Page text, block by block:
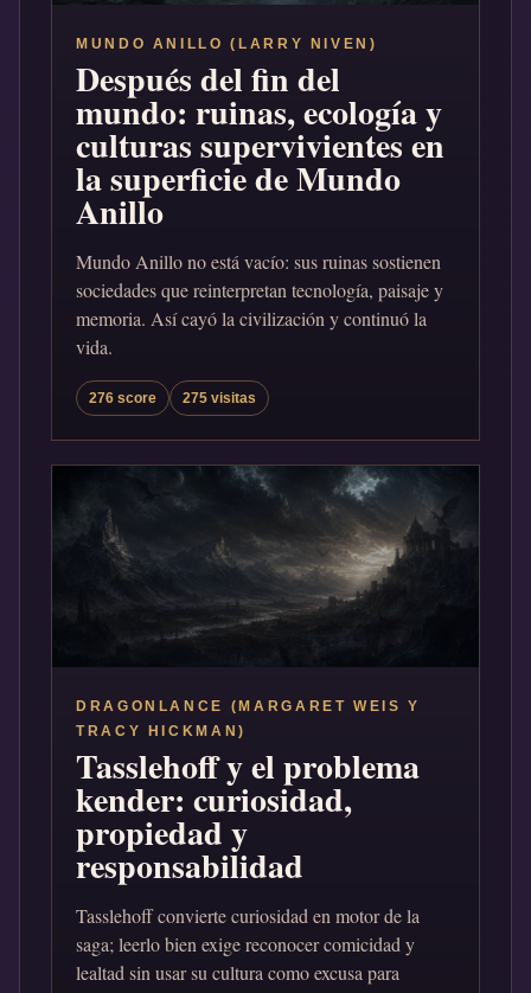
MUNDO ANILLO (LARRY NIVEN)
Después del fin del
mundo: ruinas, ecología y
culturas supervivientes en
la superficie de Mundo
Anillo
Mundo Anillo no está vacío: sus ruinas sostienen
sociedades que reinterpretan tecnología, paisaje y
memoria. Así cayó la civilización y continuó la
vida.
276 score 275 visitas
DRAGONLANCE (MARGARET WEIS Y
TRACY HICKMAN)
Tasslehoff y el problema
kender: curiosidad,
propiedad y
responsabilidad
Tasslehoff convierte curiosidad en motor de la
saga; leerlo bien exige reconocer comicidad y
lealtad sin usar su cultura como excusa para